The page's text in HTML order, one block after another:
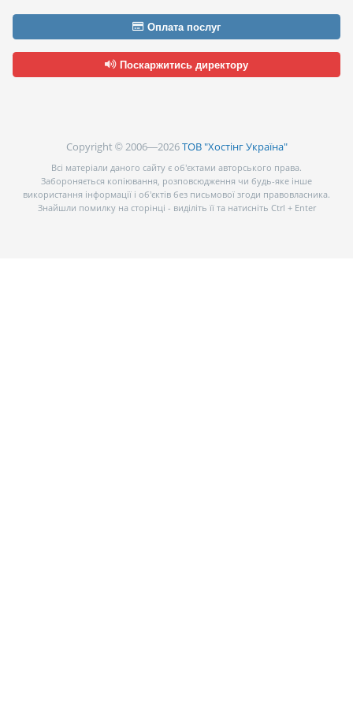
Оплата послуг
Поскаржитись директору
Copyright © 2006—2026ТОВ "Хостінг Україна"
Всі матеріали даного сайту є об’єктами авторського права.
Забороняється копіювання, розповсюдження чи будь-яке інше
використання інформації і об’єктів без письмової згоди правовласника.
Знайшли помилку на сторінці - виділіть її та натисніть Ctrl + Enter